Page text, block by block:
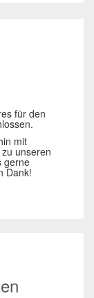
für den
mit
unseren
gerne
Dank!